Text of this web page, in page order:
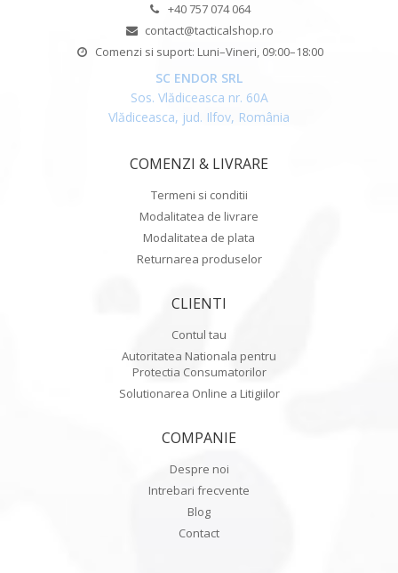
+40 757 074 064
contact@tacticalshop.ro
Comenzi si suport: Luni–Vineri, 09:00–18:00
SC ENDOR SRL
Sos. Vlădiceasca nr. 60A
Vlădiceasca, jud. Ilfov, România
COMENZI & LIVRARE
Termeni si conditii
Modalitatea de livrare
Modalitatea de plata
Returnarea produselor
CLIENTI
Contul tau
Autoritatea Nationala pentru
Protectia Consumatorilor
Solutionarea Online a Litigiilor
COMPANIE
Despre noi
Intrebari frecvente
Blog
Contact